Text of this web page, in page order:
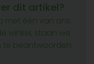
dit artikel?
met één van ons.
winkel, staan we
te beantwoorden.